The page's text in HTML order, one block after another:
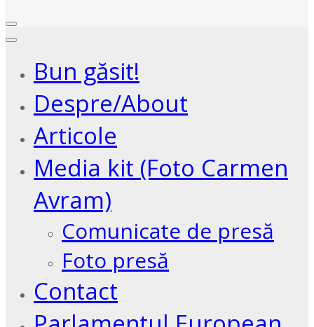
Bun găsit!
Despre/About
Articole
Media kit (Foto Carmen
Avram)
Comunicate de presă
Foto presă
Contact